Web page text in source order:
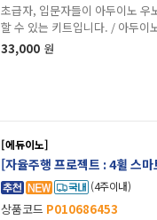
초급자, 입문자들이 아두이노 우
할 수 있는 키트입니다. / 아두이
33,000 원
[에듀이노]
[자율주행 프로젝트 : 4휠 스
(4주이내)
상품코드 P010686453